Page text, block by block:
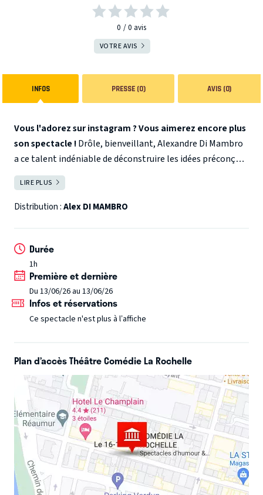
0 0 avis
VOTRE AVIS
INFOS PRESSE (0) AVIS (0)
Vous l'adorez sur instagram ? Vous aimerez encore plus
son spectacle !Drôle, bienveillant, Alexandre Di Mambro
a ce talent indéniable de déconstruire les idées préconçues
une à une ! A découvrir vite vite !
Le sujet : Le citron à petite dose, rajoute du goût aux
choses, mais trop de citron et ça devient acide.
Et dans la vie j’aime les choses au point que ça devienne
dans lequel nous vivons. L’humoriste déroule sur scène une
routine à mi-chemin entre l’observation et le fantasme. Il
joue actuellement son spectacle Citron, un vendredi sur
deux, à l’Apollo Comedy. Pendant soixante minutes, Alex
réussit à nous faire rire tout en nous invitant à repenser le
monde avec une fraîcheur et une insolence rares.
LIRE PLUS
Distribution :Alex DI MAMBRO
Durée
1h
Première et dernière
Du 13/06/26 au 13/06/26
Infos et réservations
Ce spectacle n'est plus à l’affiche
Plan d’accès Théâtre Comédie La Rochelle